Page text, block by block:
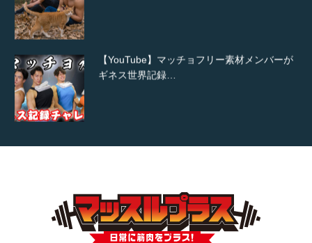
【YouTube】マッチョフリー素材メンバーが
ギネス世界記録…
TOKYO FMラジオ番組「ONE MORNING」